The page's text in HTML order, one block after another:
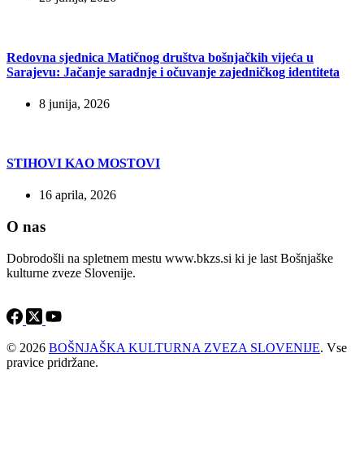
Redovna sjednica Matičnog društva bošnjačkih vijeća u
Sarajevu: Jačanje saradnje i očuvanje zajedničkog identiteta
8 junija, 2026
STIHOVI KAO MOSTOVI
16 aprila, 2026
O nas
Dobrodošli na spletnem mestu www.bkzs.si ki je last Bošnjaške
kulturne zveze Slovenije.
© 2026 BOŠNJAŠKA KULTURNA ZVEZA SLOVENIJE. Vse
pravice pridržane.